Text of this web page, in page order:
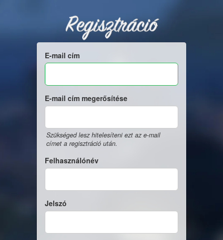
Regisztráció
E-mail cím
E-mail cím megerősítése
Szükséged lesz hitelesíteni ezt az e-mail
címet a regisztráció után.
Felhasználónév
Jelszó